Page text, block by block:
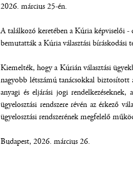
2026. március 25-én.
A találkozó keretében a Kúria képviselői -
bemutatták a Kúria választási bíráskodási
Kiemelték, hogy a Kúrián választási
nagyobb létszámú tanácsokkal biztosított
anyagi és eljárási jogi
ügyelosztási rendszere révén az érkező
ügyelosztási rendszerének megfelelő
Budapest, 2026. március 26.